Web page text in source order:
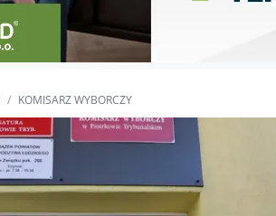
KOMISARZ WYBORCZY